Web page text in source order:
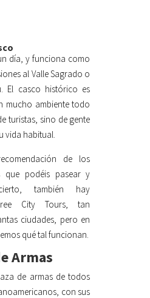
día, y funciona como
al Valle Sagrado o
El casco histórico es
mucho ambiente todo
turistas, sino de gente
vida habitual.
de los
que podéis pasear y
también hay
City Tours, tan
ciudades, pero en
qué tal funcionan.
Armas
de armas de todos
con sus